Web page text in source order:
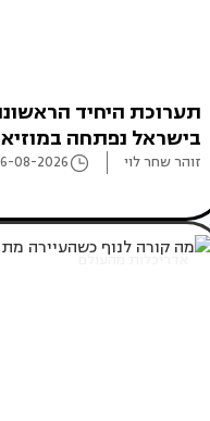
תערוכת היחיד
בישראל נפתחה
זוהר שחר לוי 08-2026
אדריכלות מהעולם